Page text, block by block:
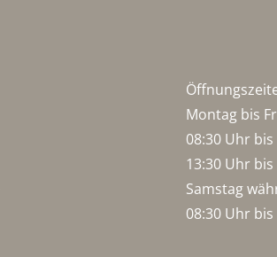
Montag bis
08:30 Uhr
13:30 Uhr
Samstag
08:30 Uhr